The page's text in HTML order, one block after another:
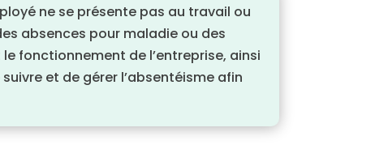
ne se présente pas au travail ou
absences pour maladie ou des
fonctionnement de l’entreprise, ainsi
et de gérer l’absentéisme afin